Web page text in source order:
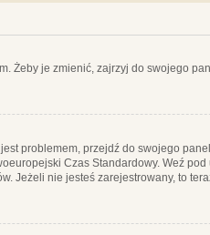
Żeby je zmienić, zajrzyj do swojego
problemem, przejdź do swojego
Czas Standardowy. Weź
Jeżeli nie jesteś zarejestrowany, to